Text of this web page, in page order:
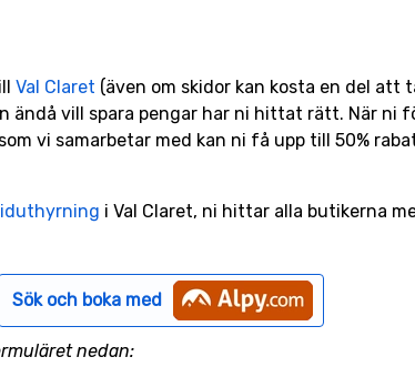
Val Claret (även om skidor kan kosta en del att
vill spara pengar har ni hittat rätt. När ni
som vi samarbetar med kan ni få upp till 50%
i Val Claret, ni hittar alla butikerna
Sök och boka med
nedan: